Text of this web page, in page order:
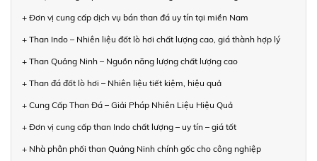
+ Đơn vị cung cấp dịch vụ bán than đá uy tín tại miền Nam
+ Than Indo – Nhiên liệu đốt lò hơi chất lượng cao, giá thành hợp lý
+ Than Quảng Ninh – Nguồn năng lượng chất lượng cao
+ Than đá đốt lò hơi – Nhiên liệu tiết kiệm, hiệu quả
+ Cung Cấp Than Đá – Giải Pháp Nhiên Liệu Hiệu Quả
+ Đơn vị cung cấp than Indo chất lượng – uy tín – giá tốt
+ Nhà phân phối than Quảng Ninh chính gốc cho công nghiệp